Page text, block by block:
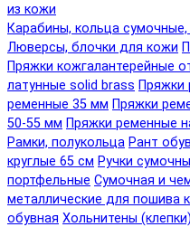
из кожи
Карабины, кольца
Люверсы, блочки для кожи
Пряжки кожгалантерейные
латунные solid brass Пряжки
ременные 35 мм Пряжки
50-55 мм Пряжки ременные
Рамки, полукольца Рант
круглые 65 см Ручки
портфельные Сумочная и
металлические для пошива
обувная Хольнитены